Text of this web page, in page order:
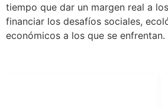
tiempo que dar un margen real a
financiar los desafíos sociales,
económicos a los que se enfrentan.